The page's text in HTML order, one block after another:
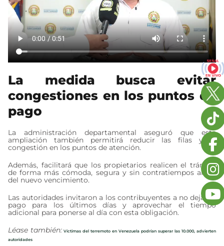
La medida busca evitar
congestiones en los puntos de
pago
La administración departamental aseguró que esta
ampliación también permitirá reducir las filas y la
congestión en los puntos de atención.
Además, facilitará que los propietarios realicen el trámite
de forma más cómoda, segura y sin contratiempos antes
del nuevo vencimiento.
Las autoridades invitaron a los contribuyentes a no dejar el
pago para los últimos días y aprovechar el tiempo
adicional para ponerse al día con esta obligación.
Léase también: Víctimas del terremoto en Venezuela podrían superar las 10.000, advierten
autoridades